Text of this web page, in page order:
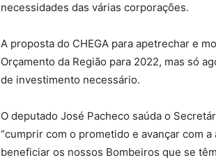
necessidades das várias corporações.
A proposta do CHEGA para apetrechar e
Orçamento da Região para 2022, mas só
de investimento necessário.
O deputado José Pacheco saúda o
“cumprir com o prometido e avançar com
beneficiar os nossos Bombeiros que se